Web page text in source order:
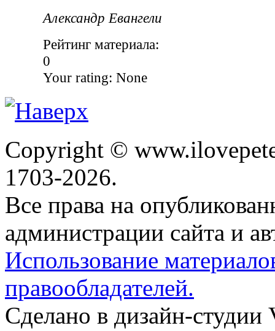
Александр Евангели
Рейтинг материала:
0
Your rating: None
Copyright ©
1703-2026.
Все права на
администрации сайта и
Использование
правообладателей.
Сделано в дизайн-студии